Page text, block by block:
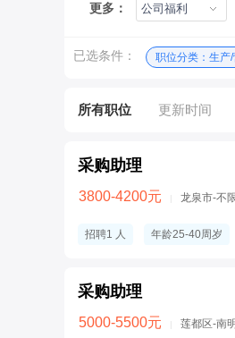
更多： 公司福利
已选条件： 职位分类：生产
所有职位 更新时间
采购助理
3800-4200元 龙泉市-不
招聘1 人 年龄25-40周岁
采购助理
5000-5500元 莲都区-南